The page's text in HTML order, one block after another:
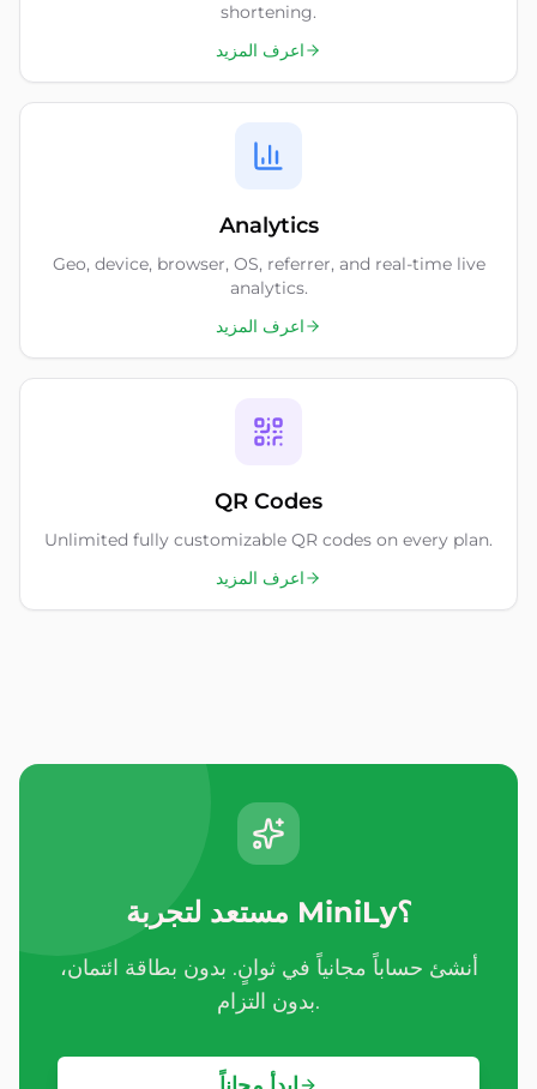
shortening.
اعرف المزيد
Analytics
Geo, device, browser, OS, referrer, and real-time live
analytics.
اعرف المزيد
QR Codes
Unlimited fully customizable QR codes on every plan.
اعرف المزيد
مستعد لتجربة MiniLy؟
أنشئ حساباً مجانياً في ثوانٍ. بدون بطاقة ائتمان،
بدون التزام.